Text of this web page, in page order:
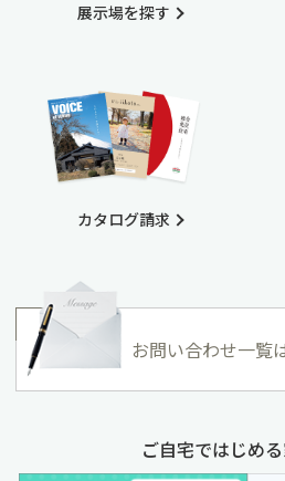
展示場を探す
カタログ請求
お問い合わせ一覧
ご自宅ではじめ